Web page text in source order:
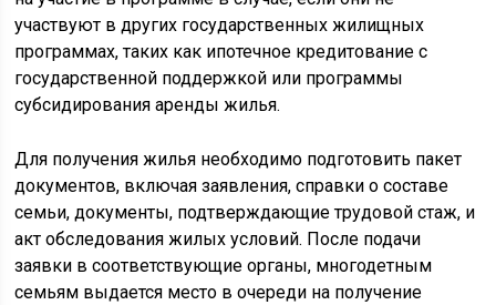
участвуют в других государственных жилищных
программах, таких как ипотечное кредитование с
государственной поддержкой или программы
субсидирования аренды жилья.
Для получения жилья необходимо подготовить пакет
документов, включая заявления, справки о составе
семьи, документы, подтверждающие трудовой стаж, и
акт обследования жилых условий. После подачи
заявки в соответствующие органы, многодетным
семьям выдается место в очереди на получение